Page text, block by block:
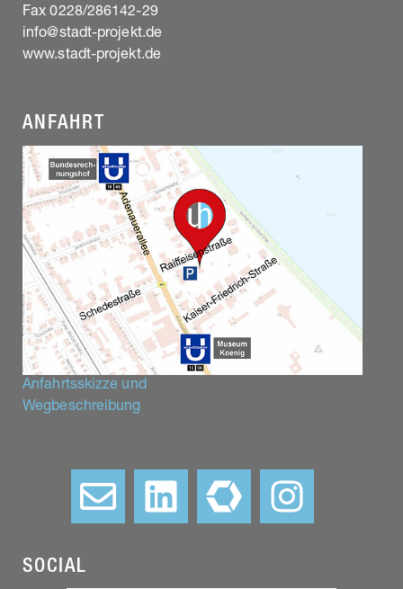
Fax 0228/286142-29
info@stadt-projekt.de
www.stadt-projekt.de
ANFAHRT
Anfahrtsskizze und
Wegbeschreibung
SOCIAL